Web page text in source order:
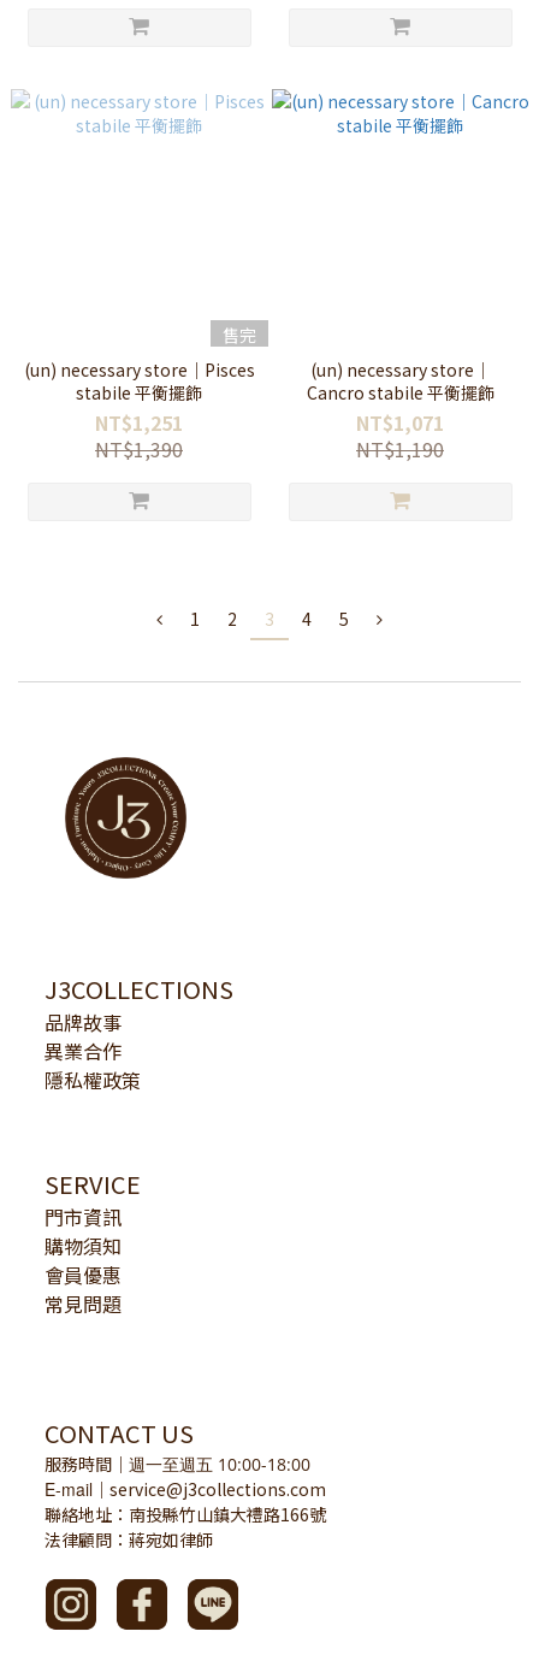
售完
(un) necessary store｜Pisces
stabile 平衡擺飾
NT$1,251
NT$1,390
(un) necessary store｜
Cancro stabile 平衡擺飾
NT$1,071
NT$1,190
1 2 3 4 5
J3COLLECTIONS
品牌故事
異業合作
隱私權政策
SERVICE
門市資訊
購物須知
會員優惠
常見問題
CONTACT US
服務時間 ｜ 週一至週五 10:00-18:00
E-mail ｜ service@j3collections.com
聯絡地址：南投縣竹山鎮大禮路166號
法律顧問：蔣宛如律師